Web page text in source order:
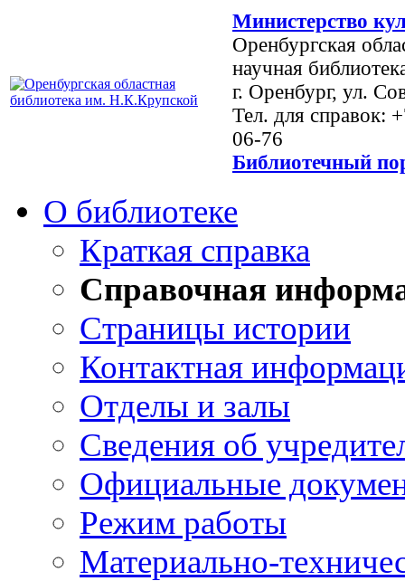
Министерство
Оренбургская
научная
г. Оренбург, ул.
Тел. для справок:
06-76
Библиотечный
О библиотеке
Краткая справка
Справочная
Страницы истории
Контактная
Отделы и залы
Сведения об
Официальные
Режим работы
Материально-